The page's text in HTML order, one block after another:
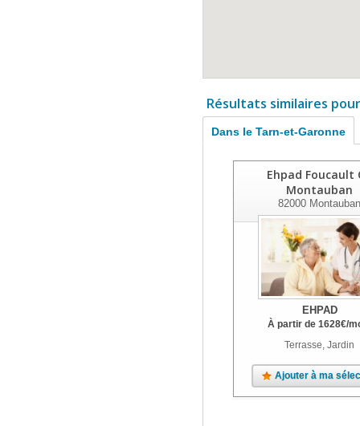
Résultats similaires
Dans le Tarn-et-Garonne
Ehpad Foucault
Montauban
82000 Montauban
EHPAD
À partir de 1628€/
Terrasse, Jardin
Ajouter à ma